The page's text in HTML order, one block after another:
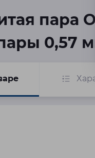
пара
0,57